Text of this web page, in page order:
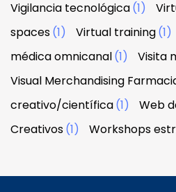
Vigilancia tecnológica(1)
spaces(1) Virtual training(1)
médica omnicanal(1) Visita
Visual Merchandising
creativo/científica(1) Web
Creativos(1) Workshops